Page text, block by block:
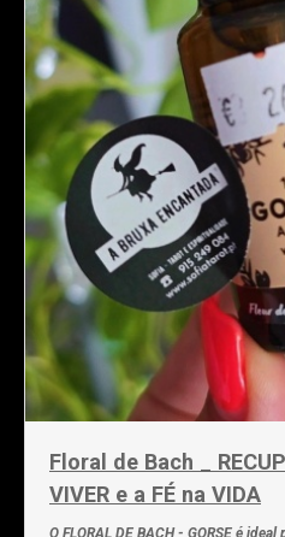
Floral de Bach _
VIVER e a FÉ na VIDA
O FLORAL DE BACH - GORSE é